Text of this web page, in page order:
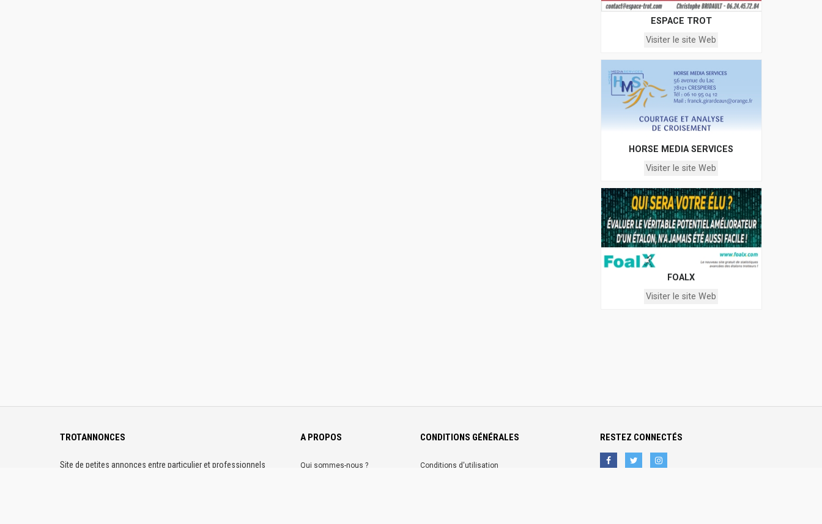
ESPACE TROT
Visiter le site Web
HORSE MEDIA SERVICES
Visiter le site Web
FOALX
Visiter le site Web
TROTANNONCES
Site de petites annonces entre particulier et professionnels
A PROPOS
Qui sommes-nous ?
CONDITIONS GÉNÉRALES
Conditions d'utilisation
RESTEZ CONNECTÉS